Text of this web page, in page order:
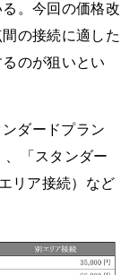
。今回の価格改
の接続に適した
のが狙いとい
ダードプラン
「スタンダー
リア接続）など